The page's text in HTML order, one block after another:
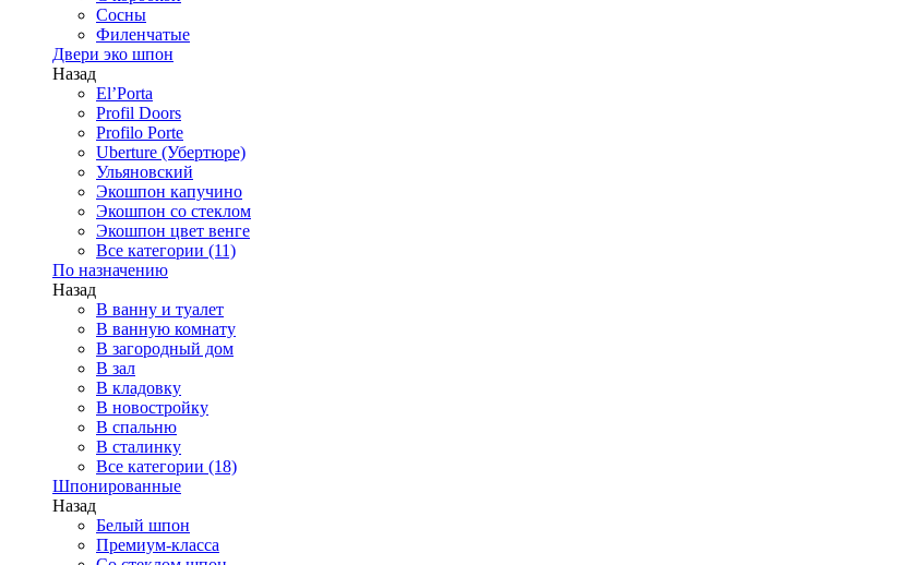
Сосны
Филенчатые
Двери эко шпон
Назад
El’Porta
Profil Doors
Profilo Porte
Uberture (Убертюре)
Ульяновский
Экошпон капучино
Экошпон со стеклом
Экошпон цвет венге
Все категории (11)
По назначению
Назад
В ванну и туалет
В ванную комнату
В загородный дом
В зал
В кладовку
В новостройку
В спальню
В сталинку
Все категории (18)
Шпонированные
Назад
Белый шпон
Премиум-класса